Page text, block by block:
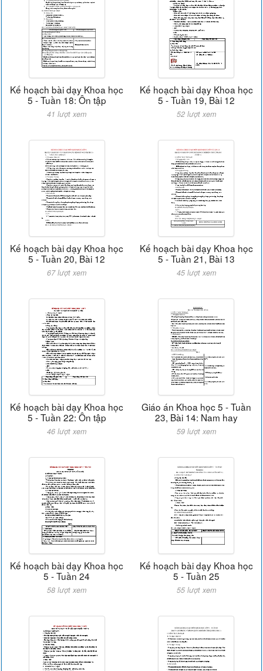
Kế hoạch bài dạy Khoa học
5 - Tuần 18: Ôn tập
41 lượt xem
Kế hoạch bài dạy Khoa học
5 - Tuần 19, Bài 12
52 lượt xem
Kế hoạch bài dạy Khoa học
5 - Tuần 20, Bài 12
67 lượt xem
Kế hoạch bài dạy Khoa học
5 - Tuần 21, Bài 13
45 lượt xem
Kế hoạch bài dạy Khoa học
5 - Tuần 22: Ôn tập
46 lượt xem
Giáo án Khoa học 5 - Tuần
23, Bài 14: Nam hay
59 lượt xem
Kế hoạch bài dạy Khoa học
5 - Tuần 24
58 lượt xem
Kế hoạch bài dạy Khoa học
5 - Tuần 25
55 lượt xem